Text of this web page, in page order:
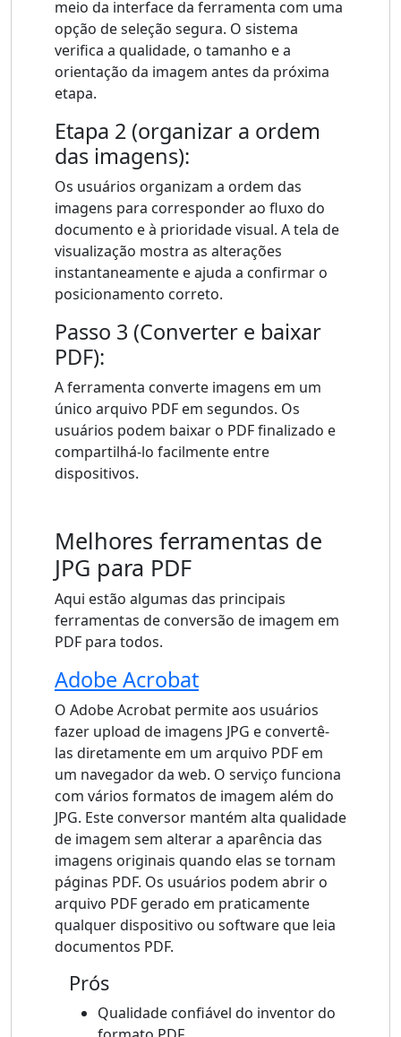
meio da interface da ferramenta com uma
opção de seleção segura. O sistema
verifica a qualidade, o tamanho e a
orientação da imagem antes da próxima
etapa.
Etapa 2 (organizar a ordem
das imagens):
Os usuários organizam a ordem das
imagens para corresponder ao fluxo do
documento e à prioridade visual. A tela de
visualização mostra as alterações
instantaneamente e ajuda a confirmar o
posicionamento correto.
Passo 3 (Converter e baixar
PDF):
A ferramenta converte imagens em um
único arquivo PDF em segundos. Os
usuários podem baixar o PDF finalizado e
compartilhá-lo facilmente entre
dispositivos.
Melhores ferramentas de
JPG para PDF
Aqui estão algumas das principais
ferramentas de conversão de imagem em
PDF para todos.
Adobe Acrobat
O Adobe Acrobat permite aos usuários
fazer upload de imagens JPG e convertê-
las diretamente em um arquivo PDF em
um navegador da web. O serviço funciona
com vários formatos de imagem além do
JPG. Este conversor mantém alta qualidade
de imagem sem alterar a aparência das
imagens originais quando elas se tornam
páginas PDF. Os usuários podem abrir o
arquivo PDF gerado em praticamente
qualquer dispositivo ou software que leia
documentos PDF.
Prós
Qualidade confiável do inventor do